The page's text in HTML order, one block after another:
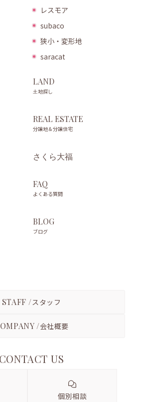
レスモア
subaco
狭小・変形地
saracat
LAND
土地探し
REAL ESTATE
分譲地＆分譲住宅
さくら大福
FAQ
よくある質問
BLOG
ブログ
STAFF /スタッフ
/会社概要
CONTACT US
個別相談